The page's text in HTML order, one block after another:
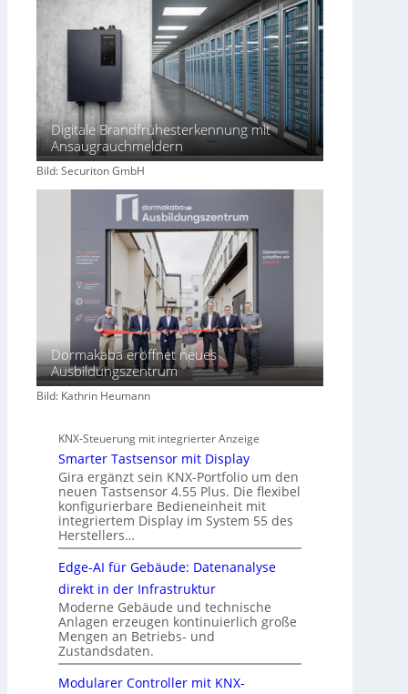
Digitale Brandfrühesterkennung mit
Ansaugrauchmeldern
Bild: Securiton GmbH
Dormakaba eröffnet neues
Ausbildungszentrum
Bild: Kathrin Heumann
KNX-Steuerung mit integrierter Anzeige
Smarter Tastsensor mit Display
Gira ergänzt sein KNX-Portfolio um den
neuen Tastsensor 4.55 Plus. Die flexibel
konfigurierbare Bedieneinheit mit
integriertem Display im System 55 des
Herstellers…
Edge-AI für Gebäude: Datenanalyse
direkt in der Infrastruktur
Moderne Gebäude und technische
Anlagen erzeugen kontinuierlich große
Mengen an Betriebs- und
Zustandsdaten.
Modularer Controller mit KNX-